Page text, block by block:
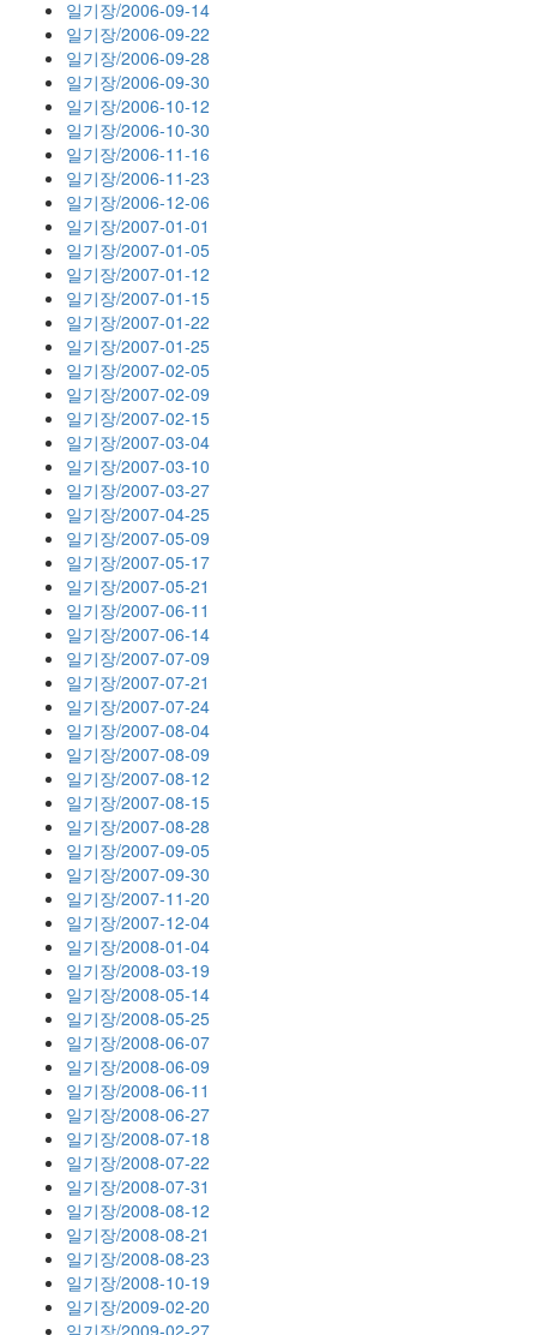
일기장/2006-09-14
일기장/2006-09-22
일기장/2006-09-28
일기장/2006-09-30
일기장/2006-10-12
일기장/2006-10-30
일기장/2006-11-16
일기장/2006-11-23
일기장/2006-12-06
일기장/2007-01-01
일기장/2007-01-05
일기장/2007-01-12
일기장/2007-01-15
일기장/2007-01-22
일기장/2007-01-25
일기장/2007-02-05
일기장/2007-02-09
일기장/2007-02-15
일기장/2007-03-04
일기장/2007-03-10
일기장/2007-03-27
일기장/2007-04-25
일기장/2007-05-09
일기장/2007-05-17
일기장/2007-05-21
일기장/2007-06-11
일기장/2007-06-14
일기장/2007-07-09
일기장/2007-07-21
일기장/2007-07-24
일기장/2007-08-04
일기장/2007-08-09
일기장/2007-08-12
일기장/2007-08-15
일기장/2007-08-28
일기장/2007-09-05
일기장/2007-09-30
일기장/2007-11-20
일기장/2007-12-04
일기장/2008-01-04
일기장/2008-03-19
일기장/2008-05-14
일기장/2008-05-25
일기장/2008-06-07
일기장/2008-06-09
일기장/2008-06-11
일기장/2008-06-27
일기장/2008-07-18
일기장/2008-07-22
일기장/2008-07-31
일기장/2008-08-12
일기장/2008-08-21
일기장/2008-08-23
일기장/2008-10-19
일기장/2009-02-20
일기장/2009-02-27